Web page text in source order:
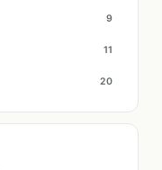
9
11
20